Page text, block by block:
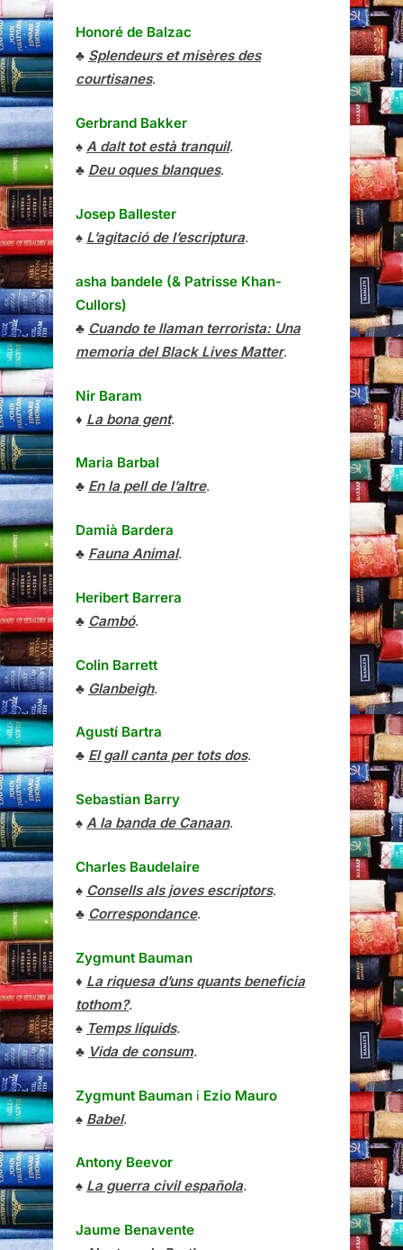
Honoré de Balzac
♣ Splendeurs et misères des
courtisanes.
Gerbrand Bakker
♠ A dalt tot està tranquil.
♣ Deu oques blanques.
Josep Ballester
♠ L’agitació de l’escriptura.
asha bandele (& Patrisse Khan-
Cullors)
♣ Cuando te llaman terrorista: Una
memoria del Black Lives Matter.
Nir Baram
♦ La bona gent.
Maria Barbal
♣ En la pell de l’altre.
Damià Bardera
♣ Fauna Animal.
Heribert Barrera
♣ Cambó.
Colin Barrett
♣ Glanbeigh.
Agustí Bartra
♣ El gall canta per tots dos.
Sebastian Barry
♠ A la banda de Canaan.
Charles Baudelaire
♠ Consells als joves escriptors.
♣ Correspondance.
Zygmunt Bauman
♦ La riquesa d’uns quants beneficia
tothom?.
♠ Temps líquids.
♣ Vida de consum.
Zygmunt Bauman i Ezio Mauro
♠ Babel.
Antony Beevor
♠ La guerra civil española.
Jaume Benavente